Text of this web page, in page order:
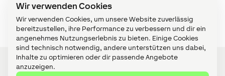
Wir verwenden Cookies
Wir verwenden Cookies, um unsere Website zuverlässig
bereitzustellen, ihre Performance zu verbessern und dir ein
angenehmes Nutzungserlebnis zu bieten. Einige Cookies
sind technisch notwendig, andere unterstützen uns dabei,
Inhalte zu optimieren oder dir passende Angebote
anzuzeigen.
Zubehör (14)